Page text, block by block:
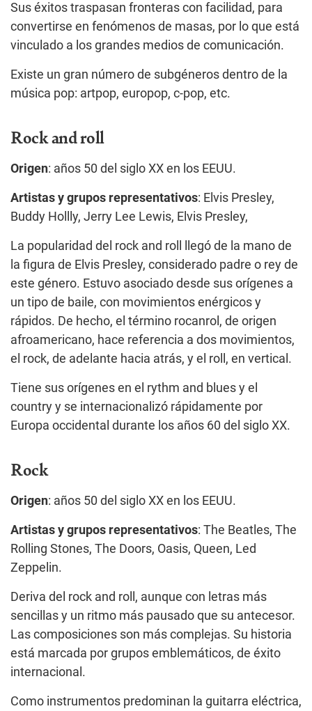
Sus éxitos traspasan fronteras con facilidad, para
convertirse en fenómenos de masas, por lo que está
vinculado a los grandes medios de comunicación.
Existe un gran número de subgéneros dentro de la
música pop: artpop, europop, c-pop, etc.
Rock and roll
Origen: años 50 del siglo XX en los EEUU.
Artistas y grupos representativos: Elvis Presley,
Buddy Hollly, Jerry Lee Lewis, Elvis Presley,
La popularidad del rock and roll llegó de la mano de
la figura de Elvis Presley, considerado padre o rey de
este género. Estuvo asociado desde sus orígenes a
un tipo de baile, con movimientos enérgicos y
rápidos. De hecho, el término rocanrol, de origen
afroamericano, hace referencia a dos movimientos,
el rock, de adelante hacia atrás, y el roll, en vertical.
Tiene sus orígenes en el rythm and blues y el
country y se internacionalizó rápidamente por
Europa occidental durante los años 60 del siglo XX.
Rock
Origen: años 50 del siglo XX en los EEUU.
Artistas y grupos representativos: The Beatles, The
Rolling Stones, The Doors, Oasis, Queen, Led
Zeppelin.
Deriva del rock and roll, aunque con letras más
sencillas y un ritmo más pausado que su antecesor.
Las composiciones son más complejas. Su historia
está marcada por grupos emblemáticos, de éxito
internacional.
Como instrumentos predominan la guitarra eléctrica,